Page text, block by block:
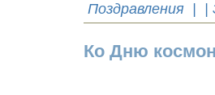
Поздравления | |
Ко Дню